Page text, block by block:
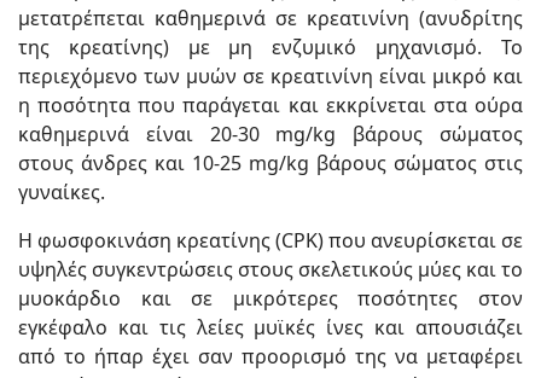
μετατρέπεται καθημερινά σε κρεατινίνη (ανυδρίτης
της κρεατίνης) με μη ενζυμικό μηχανισμό. Το
περιεχόμενο των μυών σε κρεατινίνη είναι μικρό και
η ποσότητα που παράγεται και εκκρίνεται στα ούρα
καθημερινά είναι 20-30 mg/kg βάρους σώματος
στους άνδρες και 10-25 mg/kg βάρους σώματος στις
γυναίκες.
Η φωσφοκινάση κρεατίνης (CPK) που ανευρίσκεται σε
υψηλές συγκεντρώσεις στους σκελετικούς μύες και το
μυοκάρδιο και σε μικρότερες ποσότητες στον
εγκέφαλο και τις λείες μυϊκές ίνες και απουσιάζει
από το ήπαρ έχει σαν προορισμό της να μεταφέρει